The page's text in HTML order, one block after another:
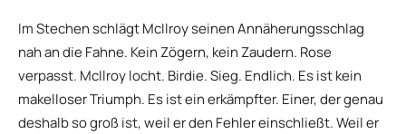
Im Stechen schlägt McIlroy seinen Annäherungsschlag
nah an die Fahne. Kein Zögern, kein Zaudern. Rose
verpasst. McIlroy locht. Birdie. Sieg. Endlich. Es ist kein
makelloser Triumph. Es ist ein erkämpfter. Einer, der genau
deshalb so groß ist, weil er den Fehler einschließt. Weil er